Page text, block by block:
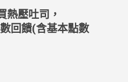
享券。 (出國開通啟用後回
登錄】 ) > eSIM出國上網
eSIM「吃到飽」方案；即
方案。 (例：買1張日本5天
熱壓吐司，
回饋(含基本點數